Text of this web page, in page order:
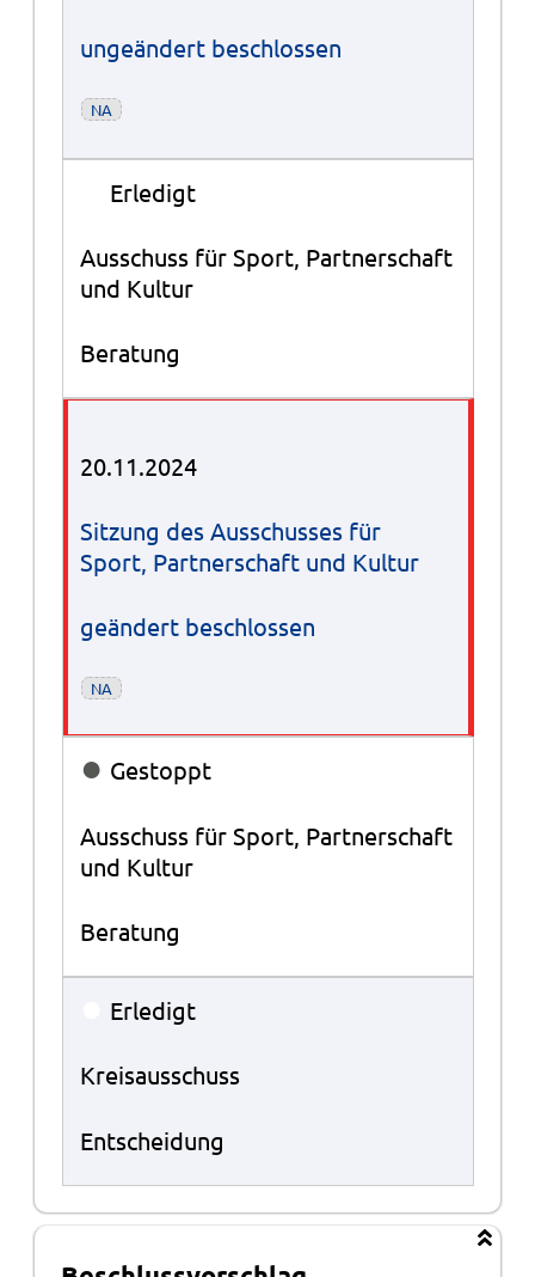
ungeändert beschlossen
NA
Erledigt
Ausschuss für Sport, Partnerschaft
und Kultur
Beratung
20.11.2024
Sitzung des Ausschusses für
Sport, Partnerschaft und Kultur
geändert beschlossen
NA
● Gestoppt
Ausschuss für Sport, Partnerschaft
und Kultur
Beratung
Erledigt
Kreisausschuss
Entscheidung